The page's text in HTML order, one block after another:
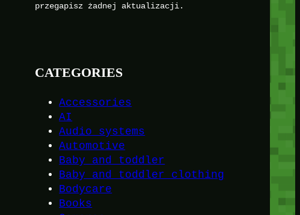
przegapisz żadnej aktualizacji.
CATEGORIES
Accessories
AI
Audio systems
Automotive
Baby and toddler
Baby and toddler clothing
Bodycare
Books